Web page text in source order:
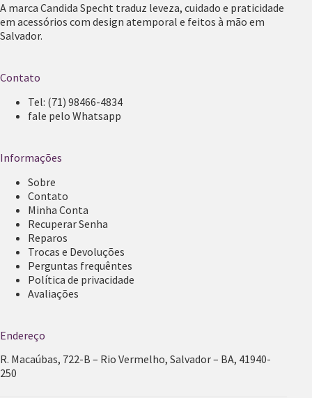
A marca Candida Specht traduz leveza, cuidado e praticidade
em acessórios com design atemporal e feitos à mão em
Salvador.
Contato
Tel: (71) 98466-4834
fale pelo Whatsapp
Informações
Sobre
Contato
Minha Conta
Recuperar Senha
Reparos
Trocas e Devoluções
Perguntas frequêntes
Política de privacidade
Avaliações
Endereço
R. Macaúbas, 722-B – Rio Vermelho, Salvador – BA, 41940-
250